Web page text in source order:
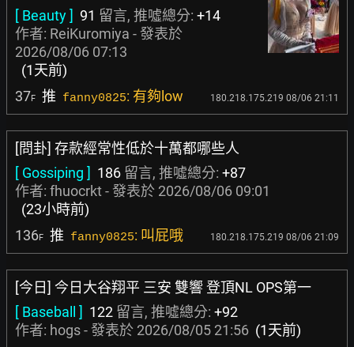
[ Beauty ] 91 留言, 推噓總分: +14
作者: ReiKuromiya - 發表於
2026/08/06 07:13
(1天前)
37F 推 fanny0825: 有夠low 180.218.175.219 08/06 21:11
[問卦] 存款經常性低於十萬都哪些人
[ Gossiping ] 186 留言, 推噓總分: +87
作者: fhuocrkt- 發表於 2026/08/06 09:01
(23小時前)
136F 推 fanny0825: 叫屁哦 180.218.175.219 08/06 21:09
[今日] 今日大谷翔平 三安 雙響 登頂NL OPS第一
[ Baseball ] 122 留言, 推噓總分: +92
作者: hogs- 發表於 2026/08/05 21:56 (1天前)